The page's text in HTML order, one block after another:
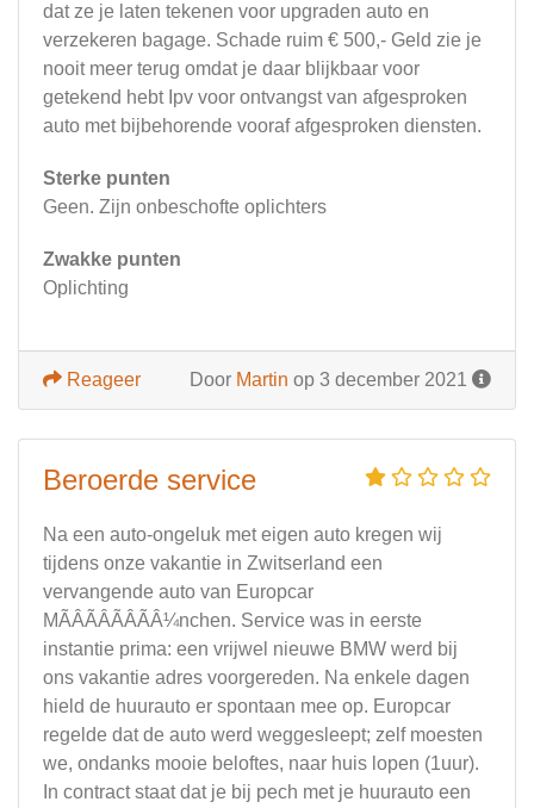
dat ze je laten tekenen voor upgraden auto en
verzekeren bagage. Schade ruim € 500,- Geld zie je
nooit meer terug omdat je daar blijkbaar voor
getekend hebt Ipv voor ontvangst van afgesproken
auto met bijbehorende vooraf afgesproken diensten.
Sterke punten
Geen. Zijn onbeschofte oplichters
Zwakke punten
Oplichting
Door Martin op 3 december 2021
Reageer
Beroerde service
Na een auto-ongeluk met eigen auto kregen wij
tijdens onze vakantie in Zwitserland een
vervangende auto van Europcar
MÃÂÃÂÃÂÃÂ¼nchen. Service was in eerste
instantie prima: een vrijwel nieuwe BMW werd bij
ons vakantie adres voorgereden. Na enkele dagen
hield de huurauto er spontaan mee op. Europcar
regelde dat de auto werd weggesleept; zelf moesten
we, ondanks mooie beloftes, naar huis lopen (1uur).
In contract staat dat je bij pech met je huurauto een